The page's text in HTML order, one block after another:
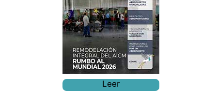
Leer